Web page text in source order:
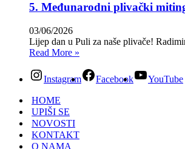
5. Međunarodni plivački
03/06/2026
Lijep dan u Puli za naše plivače!
Read More »
Instagram Facebook YouTube
HOME
UPIŠI SE
NOVOSTI
KONTAKT
O NAMA